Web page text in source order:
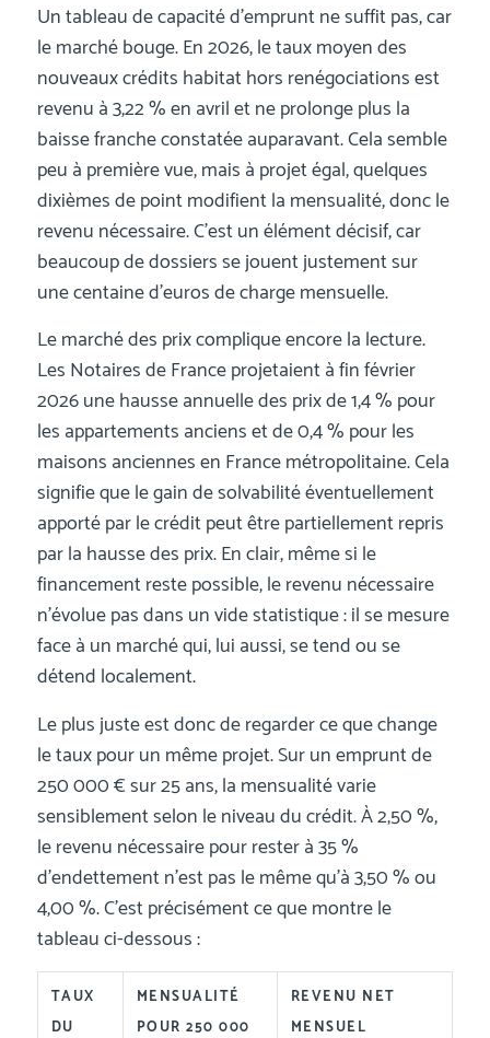
Un tableau de capacité d’emprunt ne suffit pas, car
le marché bouge. En 2026, le taux moyen des
nouveaux crédits habitat hors renégociations est
revenu à 3,22 % en avril et ne prolonge plus la
baisse franche constatée auparavant. Cela semble
peu à première vue, mais à projet égal, quelques
dixièmes de point modifient la mensualité, donc le
revenu nécessaire. C’est un élément décisif, car
beaucoup de dossiers se jouent justement sur
une centaine d’euros de charge mensuelle.
Le marché des prix complique encore la lecture.
Les Notaires de France projetaient à fin février
2026 une hausse annuelle des prix de 1,4 % pour
les appartements anciens et de 0,4 % pour les
maisons anciennes en France métropolitaine. Cela
signifie que le gain de solvabilité éventuellement
apporté par le crédit peut être partiellement repris
par la hausse des prix. En clair, même si le
financement reste possible, le revenu nécessaire
n’évolue pas dans un vide statistique : il se mesure
face à un marché qui, lui aussi, se tend ou se
détend localement.
Le plus juste est donc de regarder ce que change
le taux pour un même projet. Sur un emprunt de
250 000 € sur 25 ans, la mensualité varie
sensiblement selon le niveau du crédit. À 2,50 %,
le revenu nécessaire pour rester à 35 %
d’endettement n’est pas le même qu’à 3,50 % ou
4,00 %. C’est précisément ce que montre le
tableau ci-dessous :
TAUX
DU
MENSUALITÉ
POUR 250 000
REVENU NET
MENSUEL